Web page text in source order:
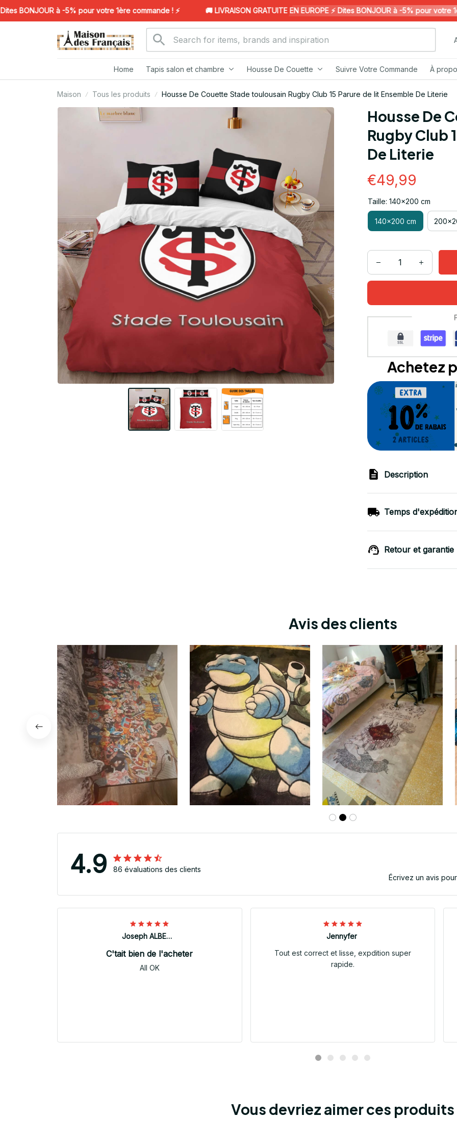
BONJOUR à -5% pour votre 1ère commande ! ⚡️ 🚚 LIVRAISON GRATUITE EN EUROPE ⚡️ Dites BONJOUR à -5% pour votre
Home Tapis salon et chambre Housse De Couette Suivre Votre Commande À
Maison Tous les produits Housse De Couette Stade toulousain Rugby Club 15 Parure de lit Ensemble De Literie
Housse De
Rugby Club
De Literie
€49,99
Taille: 140x200 cm
140x200 cm
Achetez
Description
Temps
Retour et garantie
Avis des clients
4.9
86 évaluations des clients
Écrivez un avis
Joseph ALBERTINI
C'tait bien de l'acheter
All OK
Jennyfer
Tout est correct et lisse, expdition super
rapide.
Vous devriez aimer ces produits